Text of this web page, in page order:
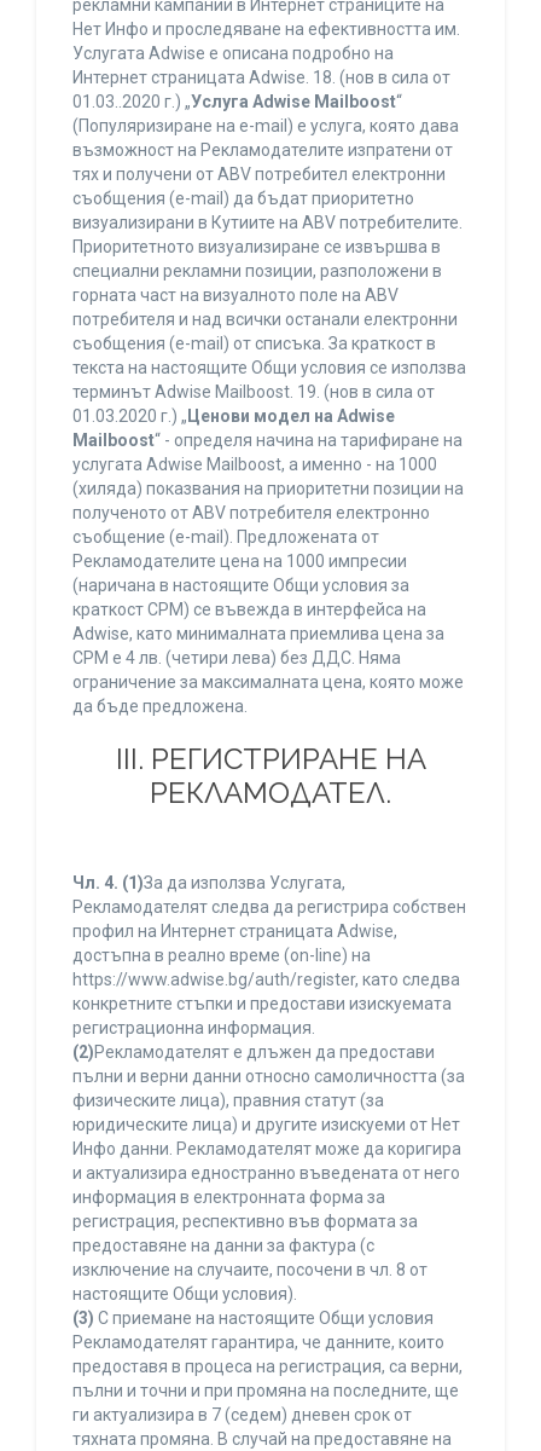
рекламни кампании в Интернет страниците на
Нет Инфо и проследяване на ефективността им.
Услугата Adwise е описана подробно на
Интернет страницата Adwise. 18. (нов в сила от
01.03..2020 г.) „Услуга Adwise Mailboost“
(Популяризиране на e-mail) е услуга, която дава
възможност на Рекламодателите изпратени от
тях и получени от ABV потребител електронни
съобщения (e-mail) да бъдат приоритетно
визуализирани в Кутиите на ABV потребителите.
Приоритетното визуализиране се извършва в
специални рекламни позиции, разположени в
горната част на визуалното поле на ABV
потребителя и над всички останали електронни
съобщения (e-mail) от списъка. За краткост в
текста на настоящите Общи условия се използва
терминът Adwise Mailboost. 19. (нов в сила от
01.03.2020 г.) „ Ценови модел на Adwise
Mailboost“ - определя начина на тарифиране на
услугата Adwise Mailboost, а именно - на 1000
(хиляда) показвания на приоритетни позиции на
полученото от ABV потребителя електронно
съобщение (e-mail). Предложената от
Рекламодателите цена на 1000 импресии
(наричана в настоящите Общи условия за
краткост CPM) се въвежда в интерфейса на
Adwise, като минималната приемлива цена за
CPM е 4 лв. (четири лева) без ДДС. Няма
ограничение за максималната цена, която може
да бъде предложена.
ІІІ. РЕГИСТРИРАНЕ НА
РЕКЛАМОДАТЕЛ.
Чл. 4. (1)За да използва Услугата,
Рекламодателят следва да регистрира собствен
профил на Интернет страницата Adwise,
достъпна в реално време (on-line) на
https://www.adwise.bg/auth/register, като следва
конкретните стъпки и предостави изискуемата
регистрационна информация.
(2)Рекламодателят е длъжен да предостави
пълни и верни данни относно самоличността (за
физическите лица), правния статут (за
юридическите лица) и другите изискуеми от Нет
Инфо данни. Рекламодателят може да коригира
и актуализира едностранно въведената от него
информация в електронната форма за
регистрация, респективно във формата за
предоставяне на данни за фактура (с
изключение на случаите, посочени в чл. 8 от
настоящите Общи условия).
(3) С приемане на настоящите Общи условия
Рекламодателят гарантира, че данните, които
предоставя в процеса на регистрация, са верни,
пълни и точни и при промяна на последните, ще
ги актуализира в 7 (седем) дневен срок от
тяхната промяна. В случай на предоставяне на